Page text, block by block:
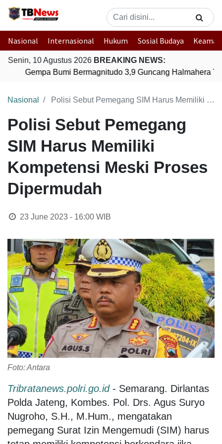
Nasional Internasional Hukum Sosial Budaya
Senin, 10 Agustus 2026 BREAKING NEWS:
Gempa Bumi Bermagnitudo 3,9 Guncang Halmahera
Nasional Polisi Sebut Pemegang SIM Harus Memiliki Kompetensi Meski Proses Dipermudah
Polisi Sebut Pemegang
SIM Harus Memiliki
Kompetensi Meski Proses
Dipermudah
23 June 2023 - 16:00WIB
Foto: Antara
Tribratanews.polri.go.id- Semarang. Dirlantas
Polda Jateng, Kombes. Pol. Drs. Agus Suryo
Nugroho, S.H., M.Hum., mengatakan
pemegang Surat Izin Mengemudi (SIM) harus